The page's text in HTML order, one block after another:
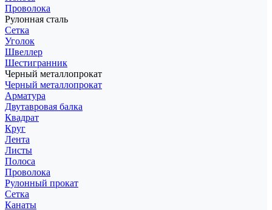
Проволока
Рулонная сталь
Сетка
Уголок
Швеллер
Шестигранник
Черный металлопрокат
Черный металлопрокат
Арматура
Двутавровая балка
Квадрат
Круг
Лента
Листы
Полоса
Проволока
Рулонный прокат
Сетка
Канаты